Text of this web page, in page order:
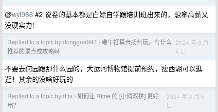
@wyl986 #2 说卷的基本都是白嫖自学跟培训班出来的，想拿高薪又
没硬实力！
Replied to a topic by donggua997 › 端午打算去扬州玩，有什么
推荐的景点或攻略吗
2024 年 6 月
4 日
不要去何园跟那什么园的，大运河博物馆提前预约，瘦西湖可以逛
逛！其余的没啥好玩的
Replied to a topic by dtla › 如何让 Rime 的 [小鹤双拼] 更好
用？
2024 年 3 月 5
日